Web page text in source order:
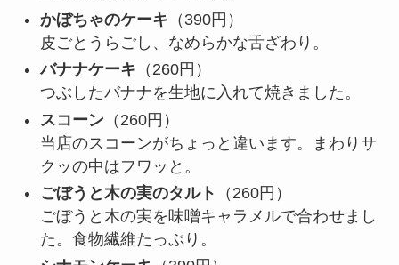
かぼちゃのケーキ （390円）
皮ごとうらごし、なめらかな舌ざわり。
バナナケーキ （260円）
つぶしたバナナを生地に入れて焼きました。
スコーン（260円）
当店のスコーンがちょっと違います。まわりサ
クッの中はフワッと。
ごぼうと木の実のタルト
（260円）
ごぼうと木の実を味噌キャラメルで合わせまし
た。食物繊維たっぷり。